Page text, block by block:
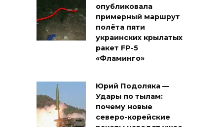
опубликовала
примерный маршрут
полёта пяти
украинских крылатых
ракет FP-5
«Фламинго»
Юрий Подоляка —
Удары по тылам:
почему новые
северо-корейские